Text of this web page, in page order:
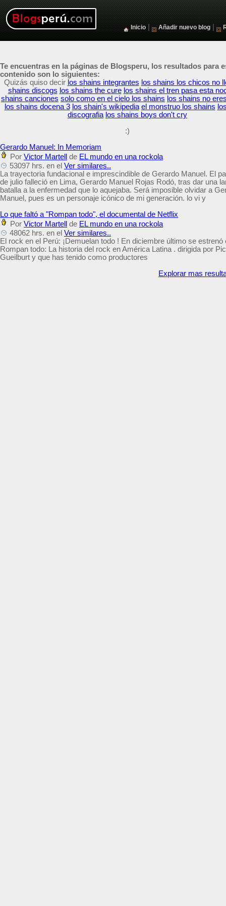
Inicio Añadir nuevo blog
Te encuentras en la páginas de Blogsperu, los resultados para
contenido son lo siguientes:
Quizás quiso decir los shains integrantes los shains los chicos no
shains discogs los shains the cure los shains el tren pasa esta
shains canciones solo como en el cielo los shains los shains no
los shains docena 3 los shain's wikipedia el monstruo los shains
discografia los shains boys don't cry
:)
Gerardo Manuel: In Memoriam
Por Victor Martell de EL mundo en una rockola
53097 hrs. en el Ver similares..
La trayectoria fundacional e imprescindible de Gerardo Manuel. El
de julio falleció en Lima, Gerardo Manuel Rojas Rodó, tras dar una
batalla a la enfermedad que lo aquejaba. Será imposible olvidar a
Manuel, pues es un personaje icónico de mi generación. lo vi y
Lo que faltó a "Rompan todo", el documental de Netflix
Por Victor Martell de EL mundo en una rockola
48062 hrs. en el Ver similares..
El rock en el Perú: ¡Demuelan todo ! En diciembre último se
Rompan todo: La historia del rock en América Latina . dirigida por
Gueilburt y que has tenido como productores
Explorar mas